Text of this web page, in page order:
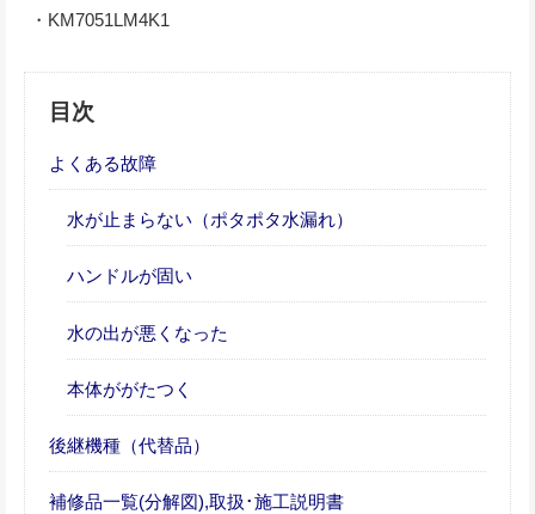
・KM7051LM4K1
目次
よくある故障
水が止まらない（ポタポタ水漏れ）
ハンドルが固い
水の出が悪くなった
本体ががたつく
後継機種（代替品）
補修品一覧(分解図),取扱･施工説明書